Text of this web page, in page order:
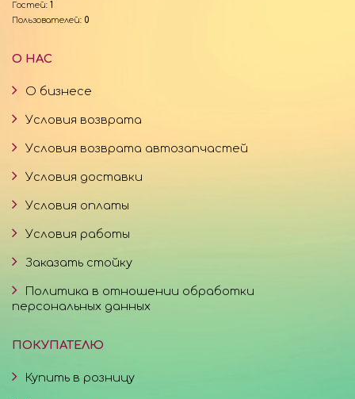
Гостей: 1
Пользователей: 0
О НАС
О бизнесе
Условия возврата
Условия возврата автозапчастей
Условия доставки
Условия оплаты
Условия работы
Заказать стойку
Политика в отношении обработки
персональных данных
ПОКУПАТЕЛЮ
Купить в розницу